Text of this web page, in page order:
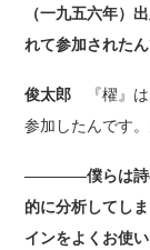
（一九五六年）
れて参加されたん
俊太郎 『櫂』
参加したんです
――――僕らは詩
的に分析してし
インをよくお使